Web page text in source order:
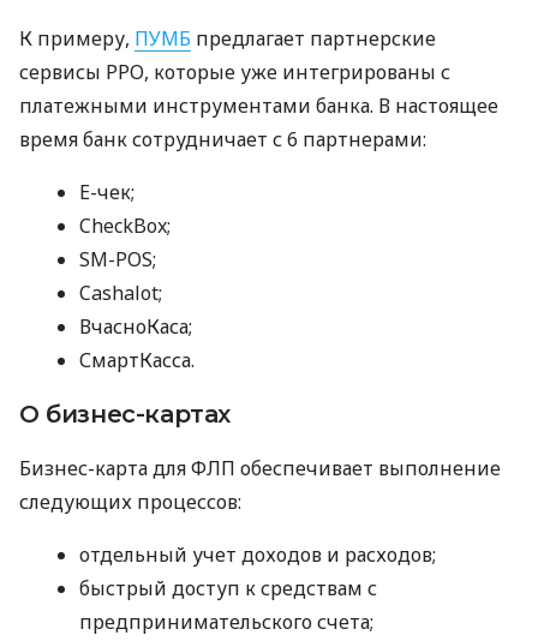
К примеру, ПУМБ предлагает партнерские
сервисы РРО, которые уже интегрированы с
платежными инструментами банка. В настоящее
время банк сотрудничает с 6 партнерами:
E-чек;
CheckBox;
SM-POS;
Cashalot;
ВчасноКаса;
СмартКасса.
О бизнес-картах
Бизнес-карта для ФЛП обеспечивает выполнение
следующих процессов:
отдельный учет доходов и расходов;
быстрый доступ к средствам с
предпринимательского счета;